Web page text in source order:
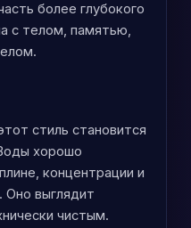
более глубокого
с телом, памятью,
стиль становится
хорошо
концентрации и
Оно выглядит
чистым.